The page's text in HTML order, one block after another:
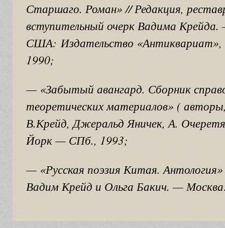
Старшаго. Роман» // Редакция,
вступительный очерк Вадима
США: Издательство «Антиквариат»,
1990;
— «Забытый авангард. Сборник
теоретических материалов» (
В.Крейд, Джеральд Яничек, А.
Йорк — СПб., 1993;
— «Русская поэзия Китая.
Вадим Крейд и Ольга Бакич. —